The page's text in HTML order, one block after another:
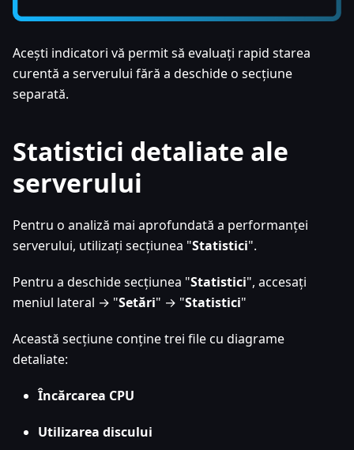
Acești indicatori vă permit să evaluați rapid starea
curentă a serverului fără a deschide o secțiune
separată.
Statistici detaliate ale
serverului
Pentru o analiză mai aprofundată a performanței
serverului, utilizați secțiunea "Statistici".
Pentru a deschide secțiunea "Statistici", accesați
meniul lateral → "Setări" → "Statistici"
Această secțiune conține trei file cu diagrame
detaliate:
Încărcarea CPU
Utilizarea discului